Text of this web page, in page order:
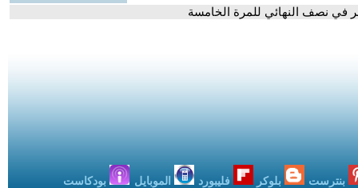
في نصف النهائي للمرة الخامسة
بنترست بلوكر فليبورد الموبايل بودكاست